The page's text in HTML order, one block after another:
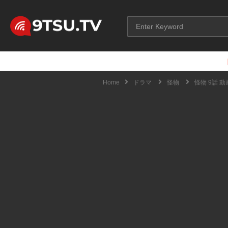
Home ドラマ 怪物 怪物 9話 動